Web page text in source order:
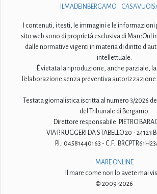
ILMADEINBERGAMO
I contenuti, i testi, le immagini e le informazioni
sito web sono di proprietà esclusiva di
dalle normative vigenti in materia di diritto
intellettuale.
È vietata la riproduzione, anche parziale,
l'elaborazione senza preventiva autorizzazione
Testata giornalistica iscritta al numero 3/2026
del Tribunale di Bergamo.
Direttore responsabile: PIETRO
VIA P. RUGGERI DA STABELLO 20 - 24123
P.I.: 04581440163 - C.F.:
MARE ONLINE
Il mare come non lo avete mai
© 2009-2026